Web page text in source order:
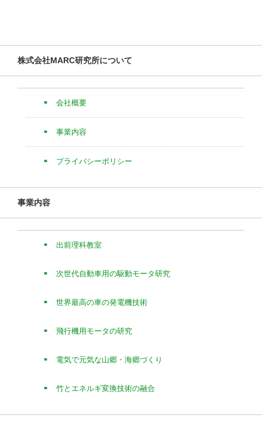
株式会社MARC研究所について
会社概要
事業内容
プライバシーポリシー
事業内容
出前理科教室
次世代自動車用の駆動モータ研究
世界最高の車の発電機技術
飛行機用モータの研究
電気で元気な山郷・海郷づくり
竹とエネルギ変換技術の融合